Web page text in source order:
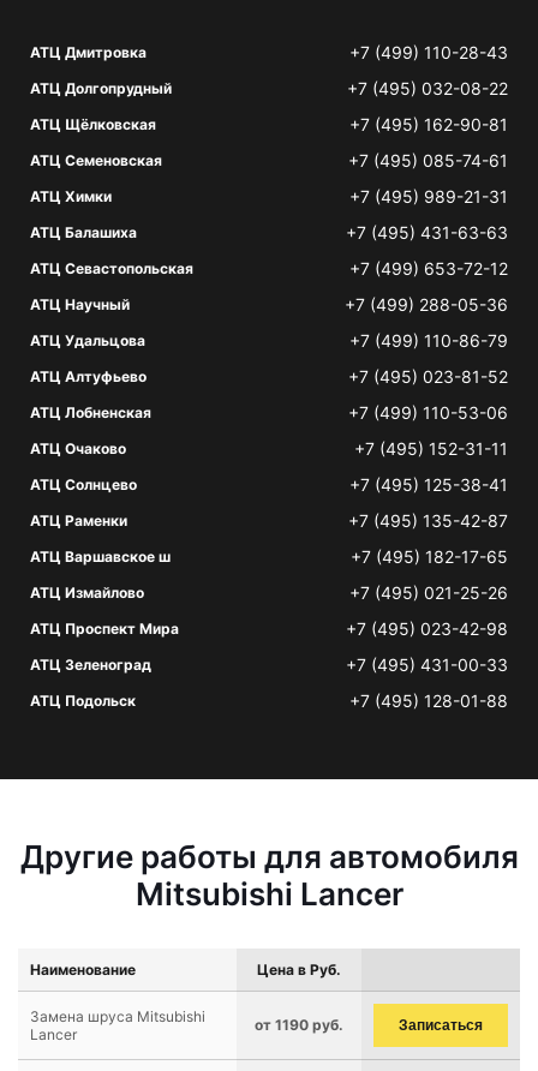
АТЦ Дмитровка +7 (499) 110-28-43
АТЦ Долгопрудный +7 (495) 032-08-22
АТЦ Щёлковская +7 (495) 162-90-81
АТЦ Семеновская +7 (495) 085-74-61
АТЦ Химки +7 (495) 989-21-31
АТЦ Балашиха +7 (495) 431-63-63
АТЦ Севастопольская +7 (499) 653-72-12
АТЦ Научный +7 (499) 288-05-36
АТЦ Удальцова +7 (499) 110-86-79
АТЦ Алтуфьево +7 (495) 023-81-52
АТЦ Лобненская +7 (499) 110-53-06
АТЦ Очаково +7 (495) 152-31-11
АТЦ Солнцево +7 (495) 125-38-41
АТЦ Раменки +7 (495) 135-42-87
АТЦ Варшавское ш +7 (495) 182-17-65
АТЦ Измайлово +7 (495) 021-25-26
АТЦ Проспект Мира +7 (495) 023-42-98
АТЦ Зеленоград +7 (495) 431-00-33
АТЦ Подольск +7 (495) 128-01-88
Другие работы для автомобиля
Mitsubishi Lancer
Наименование Цена в Руб.
Замена шруса Mitsubishi
Lancer
от 1190 руб. Записаться